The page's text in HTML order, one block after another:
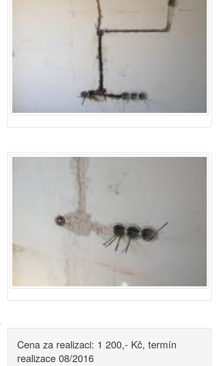
·
Cena za realizaci: 1 200,- Kč, termín
realizace 08/2016